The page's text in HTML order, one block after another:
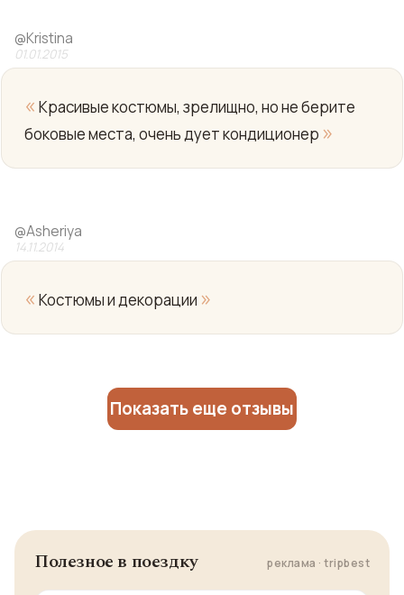
Yo
@Kristina
01.01.2015
« Красивые костюмы, зрелищно, но не берите
боковые места, очень дует кондиционер »
@Asheriya
14.11.2014
« Костюмы и декорации »
Показать еще отзывы
Полезное в поездку реклама · tripbest